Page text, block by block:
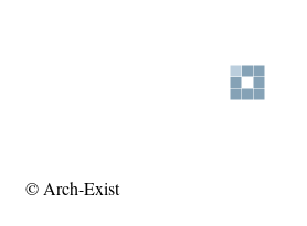
© Arch-Exist